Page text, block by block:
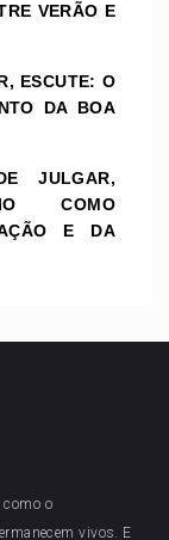
VERÃO E
ESCUTE: O
DA BOA
JULGAR,
COMO
E DA
como o
vivos. E